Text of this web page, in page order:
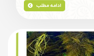
ادامه مطلب